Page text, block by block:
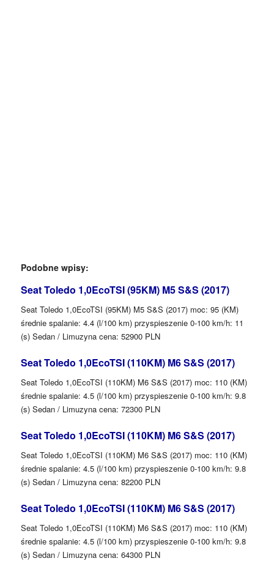
Podobne wpisy:
Seat Toledo 1,0EcoTSI (95KM) M5 S&S (2017)
Seat Toledo 1,0EcoTSI (95KM) M5 S&S (2017) moc: 95 (KM)
średnie spalanie: 4.4 (l/100 km) przyspieszenie 0-100 km/h: 11
(s) Sedan / Limuzyna cena: 52900 PLN
Seat Toledo 1,0EcoTSI (110KM) M6 S&S (2017)
Seat Toledo 1,0EcoTSI (110KM) M6 S&S (2017) moc: 110 (KM)
średnie spalanie: 4.5 (l/100 km) przyspieszenie 0-100 km/h: 9.8
(s) Sedan / Limuzyna cena: 72300 PLN
Seat Toledo 1,0EcoTSI (110KM) M6 S&S (2017)
Seat Toledo 1,0EcoTSI (110KM) M6 S&S (2017) moc: 110 (KM)
średnie spalanie: 4.5 (l/100 km) przyspieszenie 0-100 km/h: 9.8
(s) Sedan / Limuzyna cena: 82200 PLN
Seat Toledo 1,0EcoTSI (110KM) M6 S&S (2017)
Seat Toledo 1,0EcoTSI (110KM) M6 S&S (2017) moc: 110 (KM)
średnie spalanie: 4.5 (l/100 km) przyspieszenie 0-100 km/h: 9.8
(s) Sedan / Limuzyna cena: 64300 PLN